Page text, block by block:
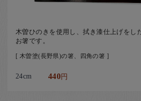
木曽ひのきを使用し、拭き漆仕上げをし
お箸です。
[ 木曽塗(長野県)の箸、四角の箸 ]
24cm 440円